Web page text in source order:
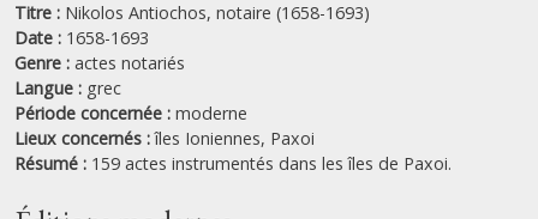
Titre : Nikolos Antiochos, notaire (1658-1693)
Date : 1658-1693
Genre : actes notariés
Langue : grec
Période concernée : moderne
Lieux concernés :îles Ioniennes, Paxoi
Résumé : 159 actes instrumentés dans les îles de Paxoi.